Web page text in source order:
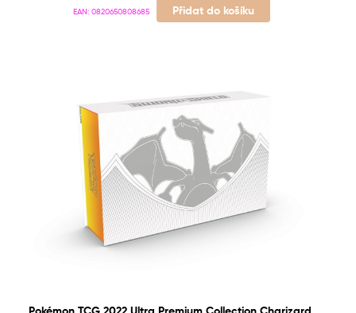
EAN: 0820650808685 Přidat do košíku